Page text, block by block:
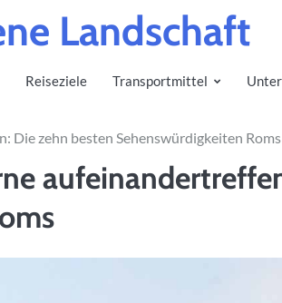
Landschaft
Reiseziele Transportmittel
Die zehn besten Sehenswürdigkeiten Roms